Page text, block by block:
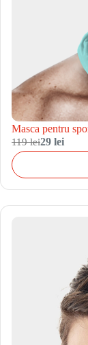
Masca pentru
119 lei29 lei